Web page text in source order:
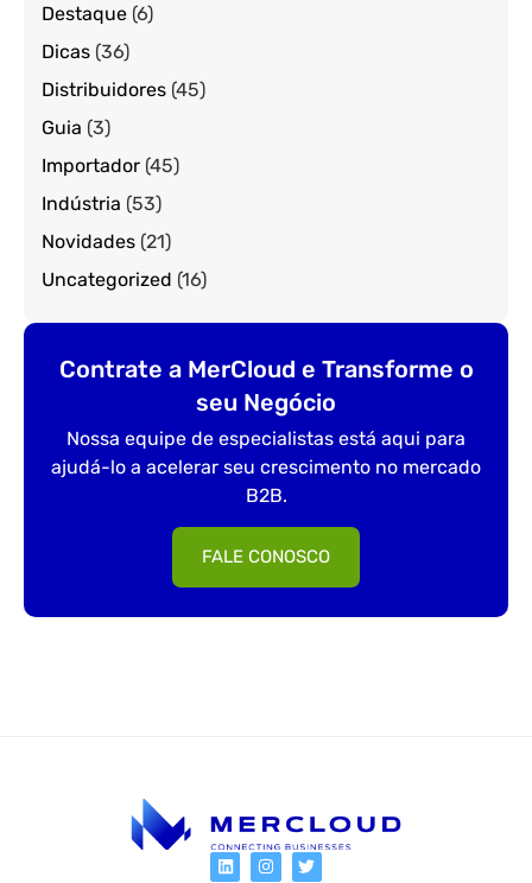
Destaque (6)
Dicas (36)
Distribuidores (45)
Guia (3)
Importador (45)
Indústria (53)
Novidades (21)
Uncategorized (16)
Contrate a MerCloud e Transforme o
seu Negócio
Nossa equipe de especialistas está aqui para
ajudá-lo a acelerar seu crescimento no mercado
B2B.
FALE CONOSCO